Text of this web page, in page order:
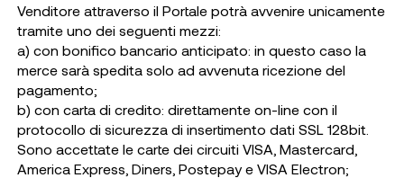
Venditore attraverso il Portale potrà avvenire unicamente
tramite uno dei seguenti mezzi:
a) con bonifico bancario anticipato: in questo caso la
merce sarà spedita solo ad avvenuta ricezione del
pagamento;
b) con carta di credito: direttamente on-line con il
protocollo di sicurezza di insertimento dati SSL 128bit.
Sono accettate le carte dei circuiti VISA, Mastercard,
America Express, Diners, Postepay e VISA Electron;